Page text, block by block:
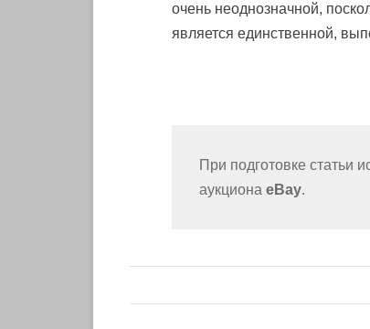
очень неоднозначной,
является единственной,
При подготовке статьи
аукциона eBay.